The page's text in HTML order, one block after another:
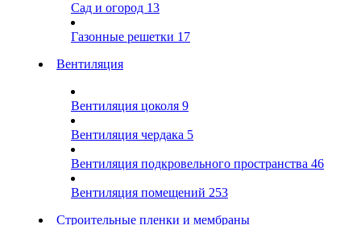
Сад и огород 13
Газонные решетки 17
Вентиляция
Вентиляция цоколя 9
Вентиляция чердака 5
Вентиляция подкровельного пространства 46
Вентиляция помещений 253
Строительные пленки и мембраны